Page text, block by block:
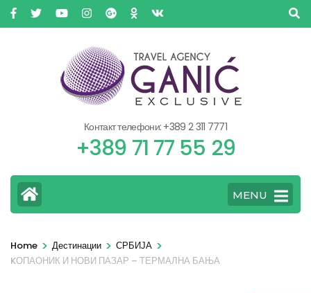
Контакт телефони: +389 2 311 7771
+389 71 77 55 29
MENU
Home > Дестинации > СРБИЈА >
KОПАОНИК И НОВИ ПАЗАР – ТЕРМАЛНА БАЊА